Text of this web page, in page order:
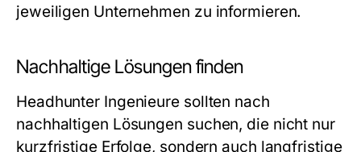
jeweiligen Unternehmen zu informieren.
Nachhaltige Lösungen finden
Headhunter Ingenieure sollten nach
nachhaltigen Lösungen suchen, die nicht nur
kurzfristige Erfolge, sondern auch langfristige